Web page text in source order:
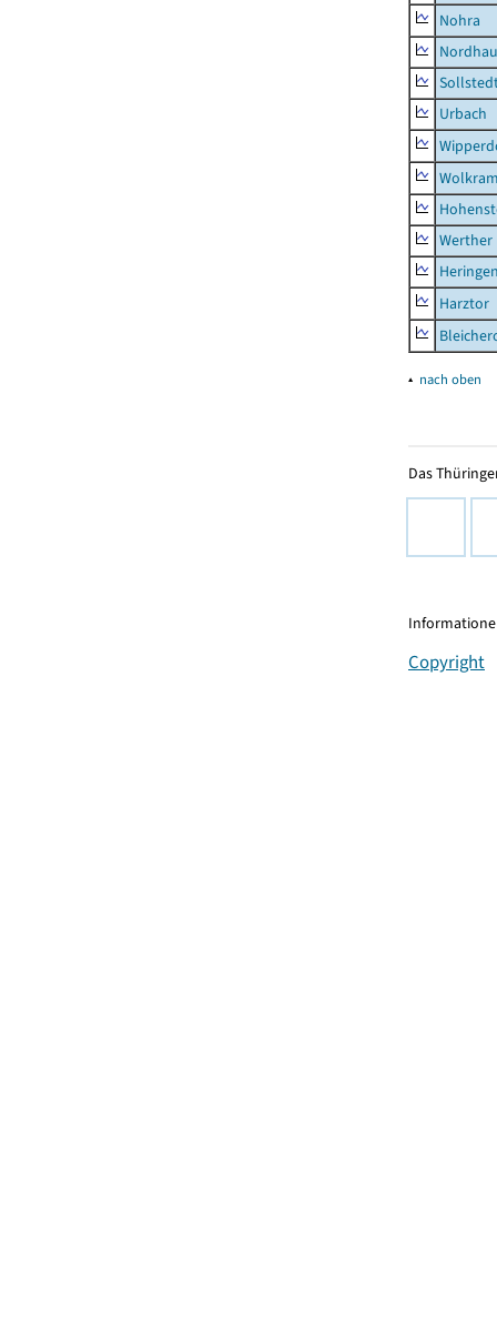
Nohra
Urbach
Werther
Harztor
▴ nach oben
Das
Copyright